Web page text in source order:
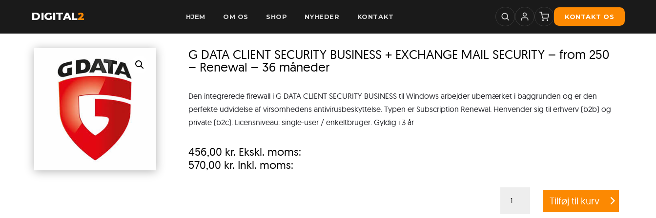
DIGITAL2 HJEM OM OS SHOP NYHEDER KONTAKT KONTAKT OS
G DATA CLIENT SECURITY BUSINESS + EXCHANGE MAIL SECURITY – from 250
– Renewal – 36 måneder
Den integrerede firewall i G DATA CLIENT SECURITY BUSINESS til Windows arbejder ubemærket i baggrunden og er den
perfekte udvidelse af virsomhedens antivirusbeskyttelse. Typen er Subscription Renewal. Henvender sig til erhverv (b2b) og
private (b2c). Licensniveau: single-user / enkeltbruger. Gyldig i 3 år
456,00 kr. Ekskl. moms:
570,00 kr. Inkl. moms:
Tilføj til kurv